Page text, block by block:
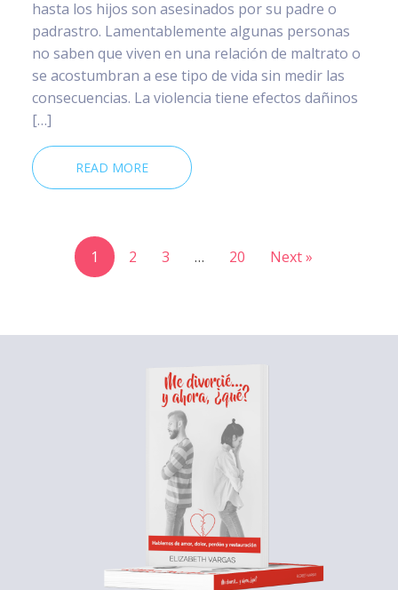
hasta los hijos son asesinados por su padre o
padrastro. Lamentablemente algunas personas
no saben que viven en una relación de maltrato o
se acostumbran a ese tipo de vida sin medir las
consecuencias. La violencia tiene efectos dañinos
[…]
READ MORE
1 2 3 … 20 Next »